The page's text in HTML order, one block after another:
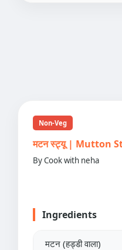
Non-Veg
मटन स्ट्यू | Mutton
By Cook with neha
Ingredients
मटन (हड्डी वाला)